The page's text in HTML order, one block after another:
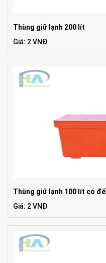
Thùng giữ lạnh 200 lít
Giá: 2 VNĐ
Thùng giữ lạnh 100 lít có đế
Giá: 2 VNĐ